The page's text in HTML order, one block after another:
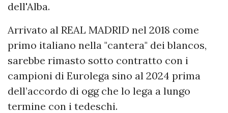
dell'Alba.
Arrivato al REAL MADRID nel 2018 come
primo italiano nella "cantera" dei blancos,
sarebbe rimasto sotto contratto con i
campioni di Eurolega sino al 2024 prima
dell’accordo di ogg che lo lega a lungo
termine con i tedeschi.